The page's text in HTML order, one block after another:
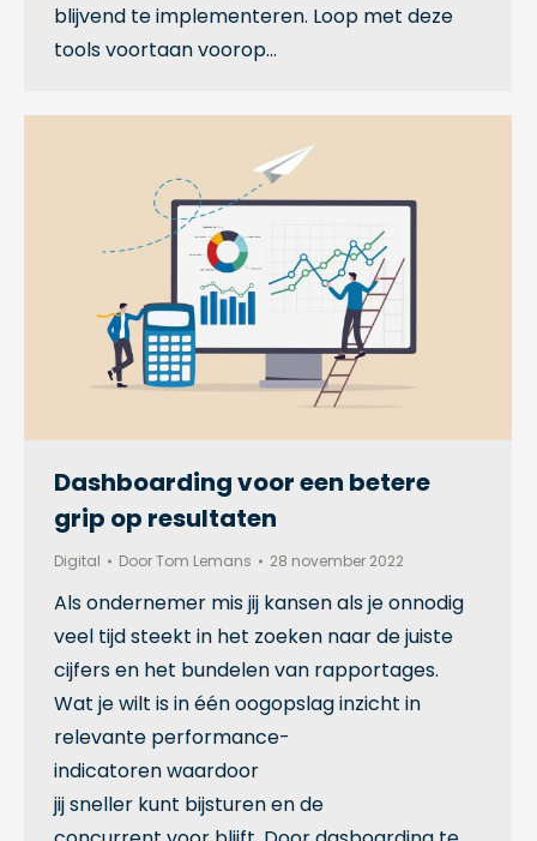
blijvend te implementeren. Loop met deze
tools voortaan voorop…
Dashboarding voor een betere
grip op resultaten
Digital DoorTom Lemans 28 november 2022
Als ondernemer mis jij kansen als je onnodig
veel tijd steekt in het zoeken naar de juiste
cijfers en het bundelen van rapportages.
Wat je wilt is in één oogopslag inzicht in
relevante performance-
indicatoren waardoor
jij sneller kunt bijsturen en de